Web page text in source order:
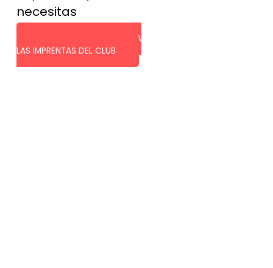
necesitas
SOLICITA PRESUPUESTO A
LAS IMPRENTAS DEL CLUB